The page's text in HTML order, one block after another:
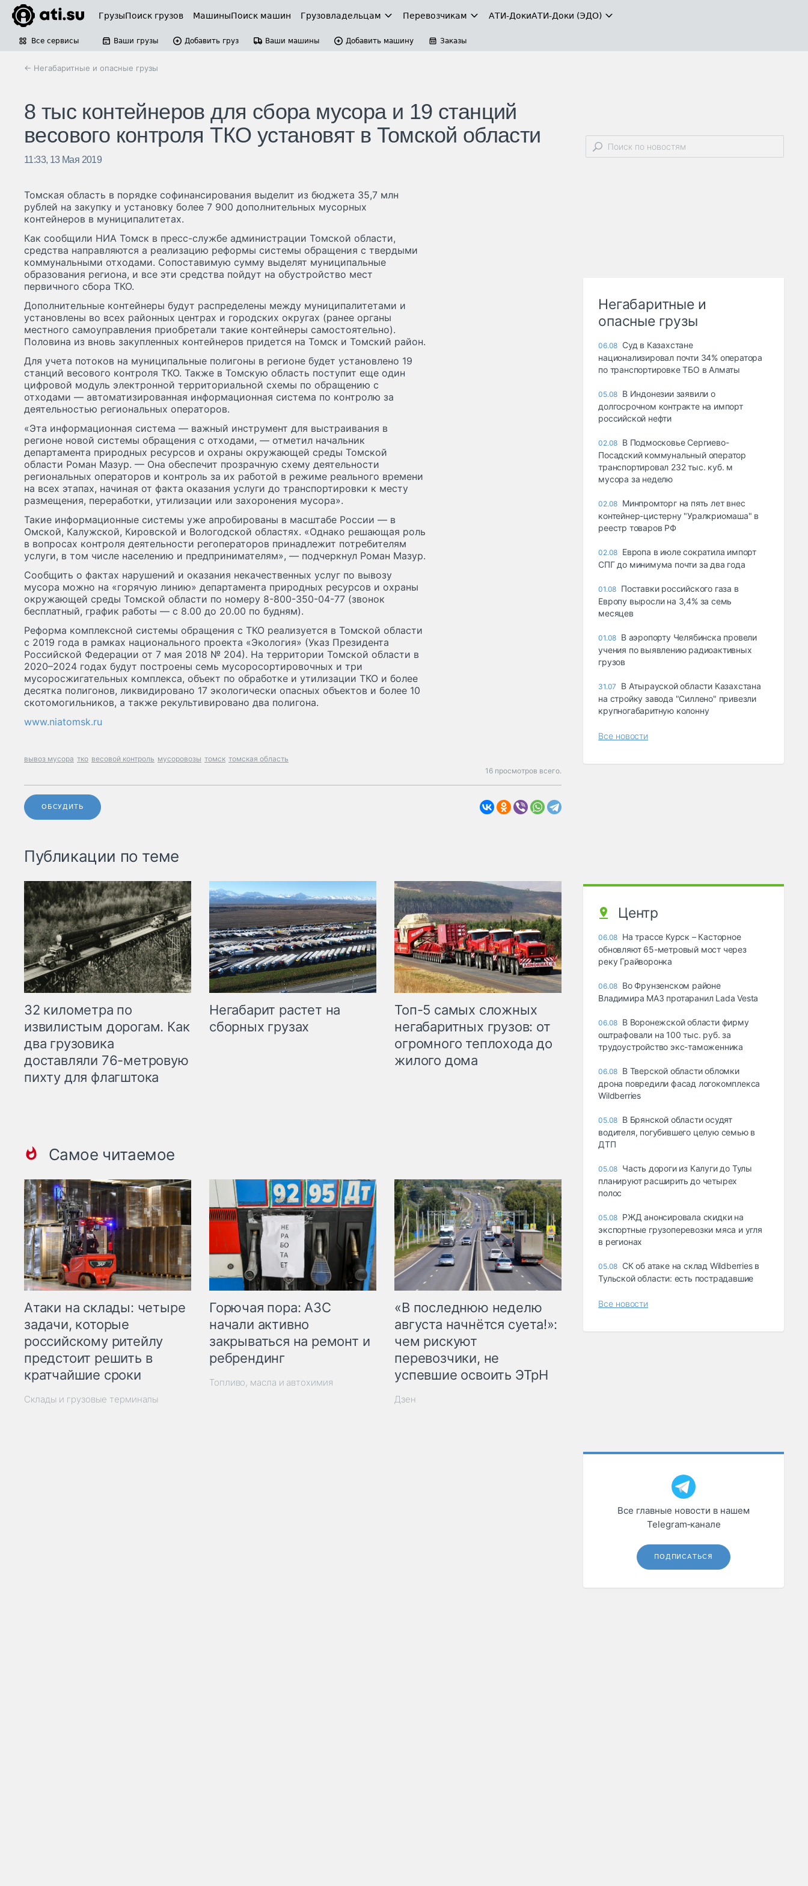
ГрузыПоиск грузов МашиныПоиск машин Грузовладельцам Перевозчикам АТИ-ДокиАТИ-Доки (ЭДО)
Все сервисы Ваши грузы Добавить груз Ваши машины Добавить машину Заказы
← Негабаритные и опасные грузы
8 тыс контейнеров для сбора мусора и 19 станций
весового контроля ТКО установят в Томской области
11:33, 13 Мая 2019
Томская область в порядке софинансирования выделит из бюджета 35,7 млн
рублей на закупку и установку более 7 900 дополнительных мусорных
контейнеров в муниципалитетах.
Как сообщили НИА Томск в пресс-службе администрации Томской области,
средства направляются а реализацию реформы системы обращения с твердыми
коммунальными отходами. Сопоставимую сумму выделят муниципальные
образования региона, и все эти средства пойдут на обустройство мест
первичного сбора ТКО.
Дополнительные контейнеры будут распределены между муниципалитетами и
установлены во всех районных центрах и городских округах (ранее органы
местного самоуправления приобретали такие контейнеры самостоятельно).
Половина из вновь закупленных контейнеров придется на Томск и Томский район.
Для учета потоков на муниципальные полигоны в регионе будет установлено 19
станций весового контроля ТКО. Также в Томскую область поступит еще один
цифровой модуль электронной территориальной схемы по обращению с
отходами — автоматизированная информационная система по контролю за
деятельностью региональных операторов.
«Эта информационная система — важный инструмент для выстраивания в
регионе новой системы обращения с отходами, — отметил начальник
департамента природных ресурсов и охраны окружающей среды Томской
области Роман Мазур. — Она обеспечит прозрачную схему деятельности
региональных операторов и контроль за их работой в режиме реального времени
на всех этапах, начиная от факта оказания услуги до транспортировки к месту
размещения, переработки, утилизации или захоронения мусора».
Такие информационные системы уже апробированы в масштабе России — в
Омской, Калужской, Кировской и Вологодской областях. «Однако решающая роль
в вопросах контроля деятельности регоператоров принадлежит потребителям
услуги, в том числе населению и предпринимателям», — подчеркнул Роман Мазур.
Сообщить о фактах нарушений и оказания некачественных услуг по вывозу
мусора можно на «горячую линию» департамента природных ресурсов и охраны
окружающей среды Томской области по номеру 8-800-350-04-77 (звонок
бесплатный, график работы — с 8.00 до 20.00 по будням).
Реформа комплексной системы обращения с ТКО реализуется в Томской области
с 2019 года в рамках национального проекта «Экология» (Указ Президента
Российской Федерации от 7 мая 2018 № 204). На территории Томской области в
2020–2024 годах будут построены семь мусоросортировочных и три
мусоросжигательных комплекса, объект по обработке и утилизации ТКО и более
десятка полигонов, ликвидировано 17 экологически опасных объектов и более 10
скотомогильников, а также рекультивировано два полигона.
www.niatomsk.ru
вывоз мусора тко весовой контроль мусоровозы томск томская область
16 просмотров всего.
ОБСУДИТЬ
Публикации по теме
32 километра по
извилистым дорогам. Как
два грузовика
доставляли 76-метровую
пихту для флагштока
Негабарит растет на
сборных грузах
Топ-5 самых сложных
негабаритных грузов: от
огромного теплохода до
жилого дома
Самое читаемое
Атаки на склады: четыре
задачи, которые
российскому ритейлу
предстоит решить в
кратчайшие сроки
Склады и грузовые терминалы
Горючая пора: АЗС
начали активно
закрываться на ремонт и
ребрендинг
Топливо, масла и автохимия
«В последнюю неделю
августа начнётся суета!»:
чем рискуют
перевозчики, не
успевшие освоить ЭТрН
Дзен
Негабаритные и
опасные грузы
06.08 Суд в Казахстане
национализировал почти 34% оператора
по транспортировке ТБО в Алматы
05.08 В Индонезии заявили о
долгосрочном контракте на импорт
российской нефти
02.08 В Подмосковье Сергиево-
Посадский коммунальный оператор
транспортировал 232 тыс. куб. м
мусора за неделю
02.08 Минпромторг на пять лет внес
контейнер-цистерну "Уралкриомаша" в
реестр товаров РФ
02.08 Европа в июле сократила импорт
СПГ до минимума почти за два года
01.08 Поставки российского газа в
Европу выросли на 3,4% за семь
месяцев
01.08 В аэропорту Челябинска провели
учения по выявлению радиоактивных
грузов
31.07
В Атырауской области Казахстана
на стройку завода "Силлено" привезли
крупногабаритную колонну
Все новости
Центр
06.08 На трассе Курск – Касторное
обновляют 65-метровый мост через
реку Грайворонка
06.08 Во Фрунзенском районе
Владимира МАЗ протаранил Lada Vesta
06.08 В Воронежской области фирму
оштрафовали на 100 тыс. руб. за
трудоустройство экс-таможенника
06.08 В Тверской области обломки
дрона повредили фасад логокомплекса
Wildberries
05.08 В Брянской области осудят
водителя, погубившего целую семью в
ДТП
05.08 Часть дороги из Калуги до Тулы
планируют расширить до четырех
полос
05.08 РЖД анонсировала скидки на
экспортные грузоперевозки мяса и угля
в регионах
05.08 СК об атаке на склад Wildberries в
Тульской области: есть пострадавшие
Все новости
Все главные новости в нашем
Telegram‑канале
ПОДПИСАТЬСЯ